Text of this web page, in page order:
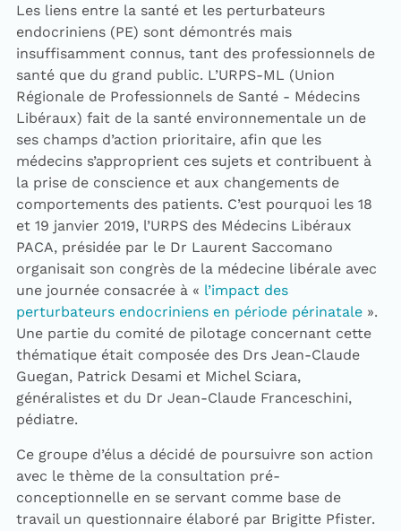
Les liens entre la santé et les perturbateurs
endocriniens (PE) sont démontrés mais
insuffisamment connus, tant des professionnels de
santé que du grand public. L’URPS-ML (Union
Régionale de Professionnels de Santé - Médecins
Libéraux) fait de la santé environnementale un de
ses champs d’action prioritaire, afin que les
médecins s’approprient ces sujets et contribuent à
la prise de conscience et aux changements de
comportements des patients. C’est pourquoi les 18
et 19 janvier 2019, l’URPS des Médecins Libéraux
PACA, présidée par le Dr Laurent Saccomano
organisait son congrès de la médecine libérale avec
une journée consacrée à « l’impact des
perturbateurs endocriniens en période périnatale ».
Une partie du comité de pilotage concernant cette
thématique était composée des Drs Jean-Claude
Guegan, Patrick Desami et Michel Sciara,
généralistes et du Dr Jean-Claude Franceschini,
pédiatre.
Ce groupe d’élus a décidé de poursuivre son action
avec le thème de la consultation pré-
conceptionnelle en se servant comme base de
travail un questionnaire élaboré par Brigitte Pfister.